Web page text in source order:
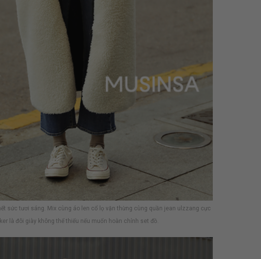
sức tươi sáng. Mix cùng áo len cổ lọ vặn thừng cùng quần jean ulzzang cực
là đôi giày không thể thiếu nếu muốn hoàn chỉnh set đồ.